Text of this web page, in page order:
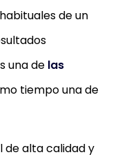
DE MANO
TURBO,
unos
de un
una de las
tiempo una de
de alta calidad y